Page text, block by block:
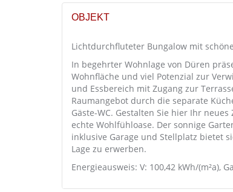
OBJEKT
Lichtdurchfluteter Bungalow mit
In begehrter Wohnlage von Düren
Wohnfläche und viel Potenzial zur
und Essbereich mit Zugang zur
Raumangebot durch die separate
Gäste-WC. Gestalten Sie hier Ihr
echte Wohlfühloase. Der sonnige
inklusive Garage und Stellplatz bietet
Lage zu erwerben.
Energieausweis: V: 100,42 kWh/(m²a),